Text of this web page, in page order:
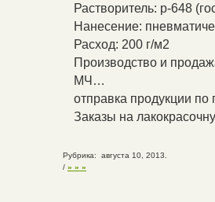
Растворитель: р-648
Нанесение:
Расход: 200 г/м2
Производство и
МЧ…
отправка продукции
Заказы на
Рубрика: августа 10, 2013.
/ » » »